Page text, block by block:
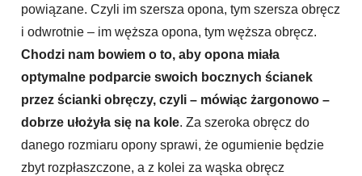
powiązane. Czyli im szersza opona, tym szersza obręcz
i odwrotnie – im węższa opona, tym węższa obręcz.
Chodzi nam bowiem o to, aby opona miała
optymalne podparcie swoich bocznych ścianek
przez ścianki obręczy, czyli – mówiąc żargonowo –
dobrze ułożyła się na kole. Za szeroka obręcz do
danego rozmiaru opony sprawi, że ogumienie będzie
zbyt rozpłaszczone, a z kolei za wąska obręcz